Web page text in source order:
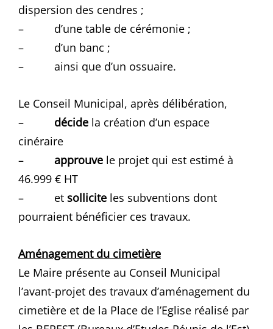
dispersion des cendres ;
– d’une table de cérémonie ;
– d’un banc ;
– ainsi que d’un ossuaire.
Le Conseil Municipal, après délibération,
– décide la création d’un espace
cinéraire
– approuve le projet qui est estimé à
46.999 € HT
– et sollicite les subventions dont
pourraient bénéficier ces travaux.
Aménagement du cimetière
Le Maire présente au Conseil Municipal
l’avant-projet des travaux d’aménagement du
cimetière et de la Place de l’Eglise réalisé par